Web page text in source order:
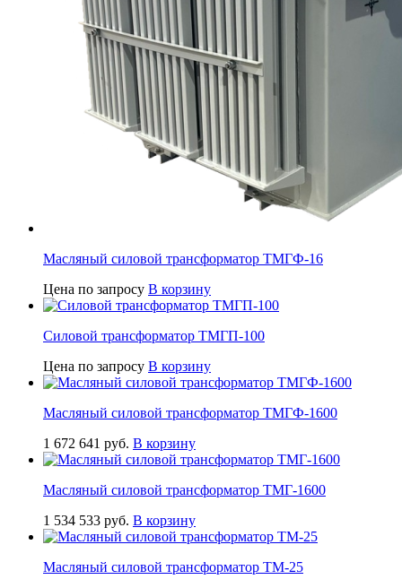
Масляный силовой трансформатор ТМГФ-16
Цена по запросу В корзину
Силовой трансформатор ТМГП-100
Цена по запросу В корзину
Масляный силовой трансформатор ТМГФ-1600
1 672 641 руб. В корзину
Масляный силовой трансформатор ТМГ-1600
1 534 533 руб. В корзину
Масляный силовой трансформатор ТМ-25